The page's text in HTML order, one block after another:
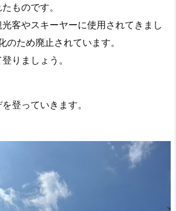
ものです。
客やスキーヤーに使用されてきまし
ため廃止されています。
りましょう。
登っていきます。